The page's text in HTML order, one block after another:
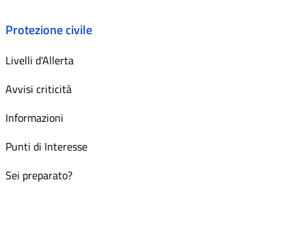
Protezione civile
Livelli d'Allerta
Avvisi criticità
Informazioni
Punti di Interesse
Sei preparato?